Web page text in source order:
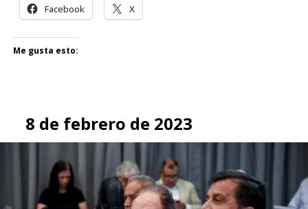
Facebook X
Me gusta esto:
8 de febrero de 2023